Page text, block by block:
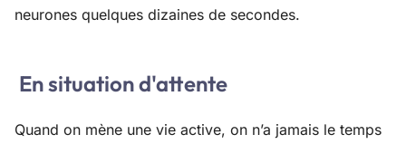
neurones quelques dizaines de secondes.
En situation d'attente
Quand on mène une vie active, on n’a jamais le temps